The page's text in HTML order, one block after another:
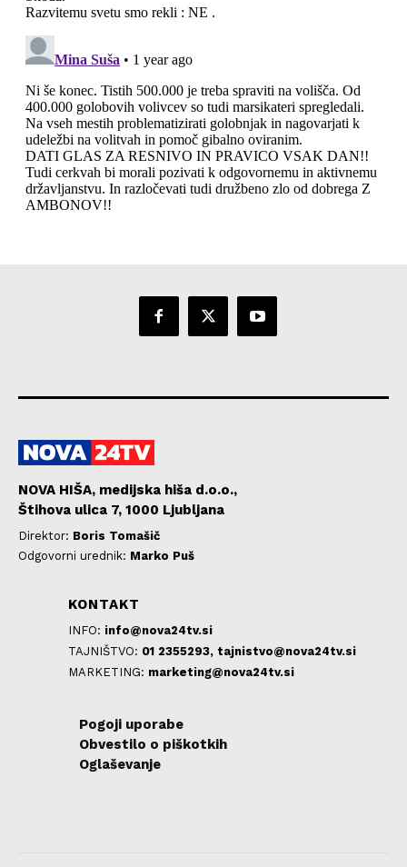
NOVA HIŠA, medijska hiša d.o.o.,
Štihova ulica 7, 1000 Ljubljana
Direktor: Boris Tomašič
Odgovorni urednik: Marko Puš
KONTAKT
INFO: info@nova24tv.si
TAJNIŠTVO: 01 2355293, tajnistvo@nova24tv.si
MARKETING: marketing@nova24tv.si
Pogoji uporabe
Obvestilo o piškotkih
Oglaševanje